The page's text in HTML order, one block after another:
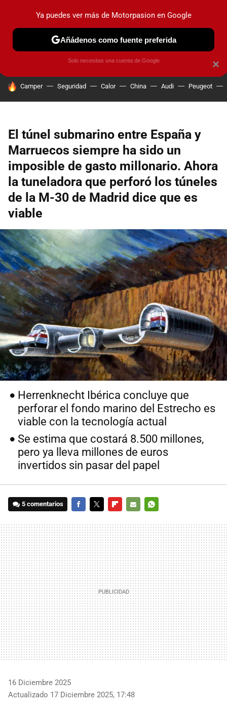
PRUEBAS COCHES ELÉCTRICOS OBSERVATORIO
HOY SE HABLA DE
Camper Seguridad Calor China Audi Peugeot
El túnel submarino entre España y
Marruecos siempre ha sido un
imposible de gasto millonario. Ahora
la tuneladora que perforó los túneles
de la M-30 de Madrid dice que es
viable
Herrenknecht Ibérica concluye que
perforar el fondo marino del Estrecho es
viable con la tecnología actual
Se estima que costará 8.500 millones,
pero ya lleva millones de euros
invertidos sin pasar del papel
5 comentarios
MAIL
16 Diciembre 2025
Actualizado 17 Diciembre 2025, 17:48
×
Ya puedes ver más de Motorpasion en Google
Añádenos como fuente preferida
Solo necesitas una cuenta de Google